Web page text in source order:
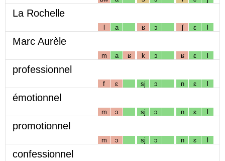
La Rochelle
l a ʁ ɔ ʃ ɛ l
Marc Aurèle
m a ʁ k ɔ ʁ ɛ l
professionnel
f ɛ sj ɔ n ɛ l
émotionnel
m ɔ sj ɔ n ɛ l
promotionnel
m ɔ sj ɔ n ɛ l
confessionnel